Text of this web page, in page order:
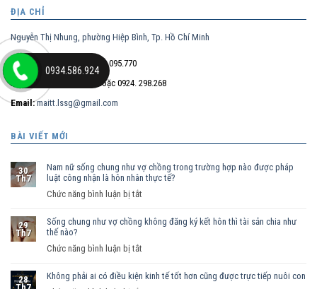
ĐỊA CHỈ
Nguyễn Thị Nhung, phường Hiệp Bình, Tp. Hồ Chí Minh
Điện thoại trực tiếp:
0932.095.770
Hotline:
hoặc 0924. 298.268
Email: maitt.lssg@gmail.com
BÀI VIẾT MỚI
30
Th7
Nam nữ sống chung như vợ chồng trong trường hợp nào được pháp
luật công nhận là hôn nhân thực tế?
Chức năng bình luận bị tắt
nữ
vợ
29
Th7
Sống chung như vợ chồng không đăng ký kết hôn thì tài sản chia như
thế nào?
Chức năng bình luận bị tắt
chung
28
Không phải ai có điều kiện kinh tế tốt hơn cũng được trực tiếp nuôi con
0934.586.924